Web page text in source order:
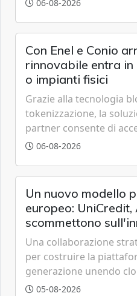
06-08-2026
Con Enel e Conio
rinnovabile entra in
o impianti fisici
Grazie alla tecnologia
tokenizzazione, la
partner consente di
all'eolico ottenendo
06-08-2026
Un nuovo modello
europeo:
scommettono
tecnologica
Una collaborazione
per costruire la
generazione unendo
artificiale.
05-08-2026